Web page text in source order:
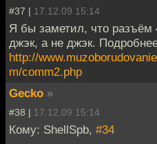
#37 | 17.12.09 15:14
Я бы заметил, что
джэк, а не джэк.
http://
m/comm2.php
Gecko »
#38 | 17.12.09 15:14
Кому: ShellSpb, #34